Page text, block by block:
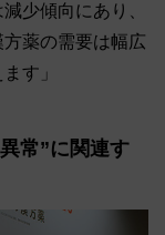
少傾向にあり、
薬の需要は幅広
す」
常”に関連す